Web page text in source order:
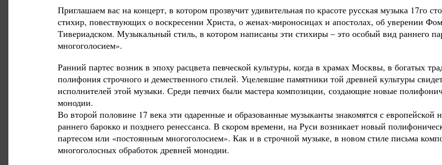
Приглашаем вас на концерт, в котором прозвучит удивительная по красоте русская музыка 17го
стихир, повествующих о воскресении Христа, о женах-мироносицах и апостолах, об уверении
Тивериадском. Музыкальный стиль, в котором написаны эти стихиры – это особый вид раннего
многоголосием».
Ранний партес возник в эпоху расцвета певческой культуры, когда в храмах Москвы, в богатых
полифония строчного и демественного стилей. Уцелевшие памятники той древней культуры
исполнителей этой музыки. Среди певчих были мастера композиции, создающие новые
монодии.
Во второй половине 17 века эти одаренные и образованные музыканты знакомятся с
раннего барокко и позднего ренессанса. В скором времени, на Руси возникает новый
партесом или «постоянным многоголосием». Как и в строчной музыке, в новом стиле письма
многоголосных обработок древней монодии.